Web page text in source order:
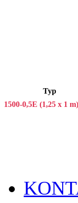
Typ
1500-0,5E (1,25 x 1 m)